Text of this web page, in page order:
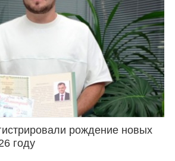
рождение новых
году